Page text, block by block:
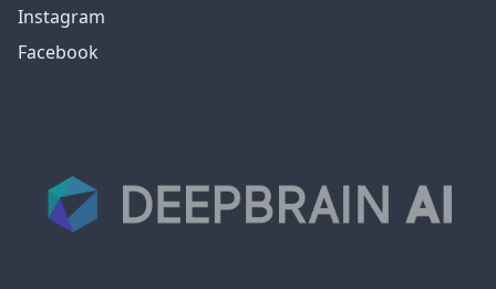
Instagram
Facebook